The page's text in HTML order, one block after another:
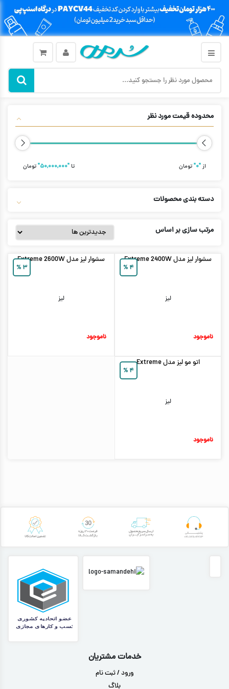
محدوده قیمت مورد نظر
از"۰" تومان تا"۵۰,۰۰۰,۰۰۰" تومان
دسته بندی محصولات
مرتب سازی بر اساس
۴ %
سشوار لیز مدل Extreme 2400W
لیز
ناموجود
۳ %
سشوار لیز مدل Extreme 2600W
لیز
ناموجود
۴ %
اتو مو لیز مدل Extreme
لیز
ناموجود
خدمات مشتریان
ورود / ثبت نام
بلاگ